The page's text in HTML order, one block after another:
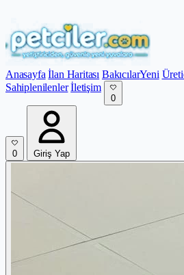
Anasayfa İlan Haritası BakıcılarYeni
Sahiplenilenler İletişim
0
0 Giriş Yap